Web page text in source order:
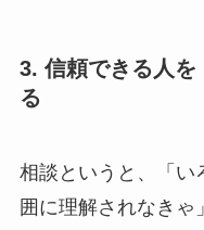
3. 信頼できる人を
る
相談というと、「い
囲に理解されなき